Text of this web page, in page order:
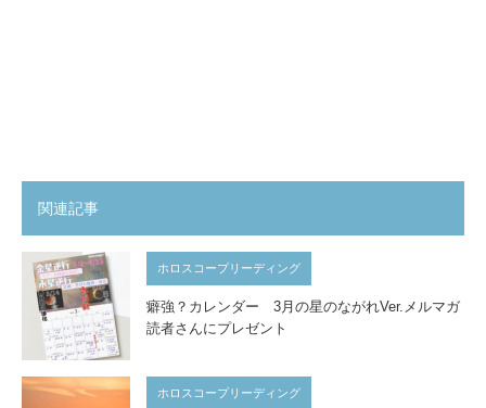
関連記事
ホロスコープリーディング
癖強？カレンダー 3月の星のながれVer.メルマガ
読者さんにプレゼント
ホロスコープリーディング